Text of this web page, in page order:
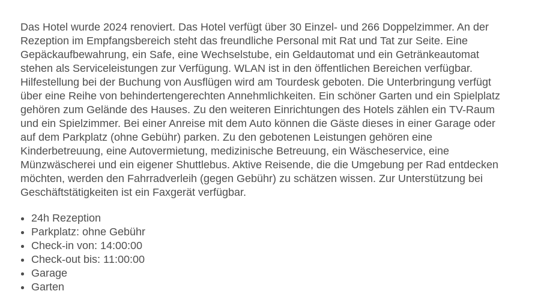
Das Hotel wurde 2024 renoviert. Das Hotel verfügt über 30 Einzel- und 266 Doppelzimmer. An der
Rezeption im Empfangsbereich steht das freundliche Personal mit Rat und Tat zur Seite. Eine
Gepäckaufbewahrung, ein Safe, eine Wechselstube, ein Geldautomat und ein Getränkeautomat
stehen als Serviceleistungen zur Verfügung. WLAN ist in den öffentlichen Bereichen verfügbar.
Hilfestellung bei der Buchung von Ausflügen wird am Tourdesk geboten. Die Unterbringung verfügt
über eine Reihe von behindertengerechten Annehmlichkeiten. Ein schöner Garten und ein Spielplatz
gehören zum Gelände des Hauses. Zu den weiteren Einrichtungen des Hotels zählen ein TV-Raum
und ein Spielzimmer. Bei einer Anreise mit dem Auto können die Gäste dieses in einer Garage oder
auf dem Parkplatz (ohne Gebühr) parken. Zu den gebotenen Leistungen gehören eine
Kinderbetreuung, eine Autovermietung, medizinische Betreuung, ein Wäscheservice, eine
Münzwäscherei und ein eigener Shuttlebus. Aktive Reisende, die die Umgebung per Rad entdecken
möchten, werden den Fahrradverleih (gegen Gebühr) zu schätzen wissen. Zur Unterstützung bei
Geschäftstätigkeiten ist ein Faxgerät verfügbar.
24h Rezeption
Parkplatz: ohne Gebühr
Check-in von: 14:00:00
Check-out bis: 11:00:00
Garage
Garten